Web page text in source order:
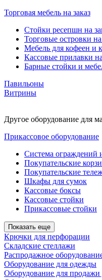
Торговая мебель на заказ
Стойки ресепшн на
Торговые островки на
Мебель для кофеен и
Кассовые прилавки на
Барные стойки и
Павильоны
Витрины
Другое оборудование для
Прикассовое оборудование
Система ограждений
Покупательские
Покупательские
Шкафы для сумок
Кассовые боксы
Кассовые стойки
Прикассовые стойки
Показать еще
Крючки для перфорации
Складские стеллажи
Распродажное
Оборудование для одежды
Оборудование для